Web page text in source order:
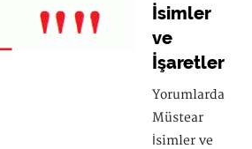
İsimler
ve
İşaretler
Yorumlarda
Müstear
İsimler ve